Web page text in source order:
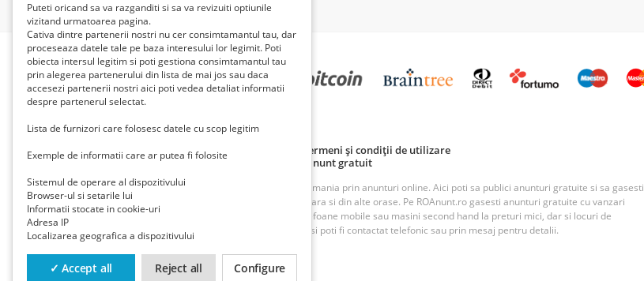
Puteti oricand sa va razganditi si sa va revizuiti optiunile
vizitand urmatoarea pagina.
Cativa dintre partenerii nostri nu cer consimtamantul tau, dar
proceseaza datele tale pe baza interesului lor legimit. Poti
obiecta intersul legitim si poti gestiona consimtamantul tau
prin alegerea partenerului din lista de mai jos sau daca
accesezi partenerii nostri aici poti vedea detaliat informatii
despre partenerul selectat.
Lista de furnizori care folosesc datele cu scop legitim
Exemple de informatii care ar putea fi folosite
Sistemul de operare al dispozitivului
Browser-ul si setarile lui
Informatii stocate in cookie-uri
Adresa IP
Localizarea geografica a dispozitivului
✓ Accept all Reject all Configure
PARTENERII NOȘTRI
Politică de confidențialitate Politica cookie
Termeni și condiții de utilizare
Principii de publicare anunț gratuit
Cum adaug anunt gratuit
ROAnunt este o platforma de vanzare si cumparare din Romania prin anunturi online. Aici poti sa publici anunturi gratuite si sa gasesti
oferte foarte bune din Bucuresti, Iasi, Cluj, Craiova, Timisoara si din alte orase. Pe ROAnunt.ro gasesti anunturi gratuite cu vanzari
imobiliare, inchirieri imobiliare, vanzari case, terenuri, telefoane mobile sau masini second hand la preturi mici, dar si locuri de
munca. Cu ROAnunt adaugi anunturi gratuite foarte rapid si poti fi contactat telefonic sau prin mesaj pentru detalii.
Contact Trimite-ne un mail la contact@roanunt.ro